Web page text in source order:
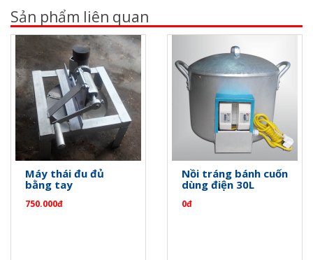
Sản phẩm liên quan
Máy thái đu đủ
bằng tay
750.000đ
Nồi tráng bánh cuốn
dùng điện 30L
0đ